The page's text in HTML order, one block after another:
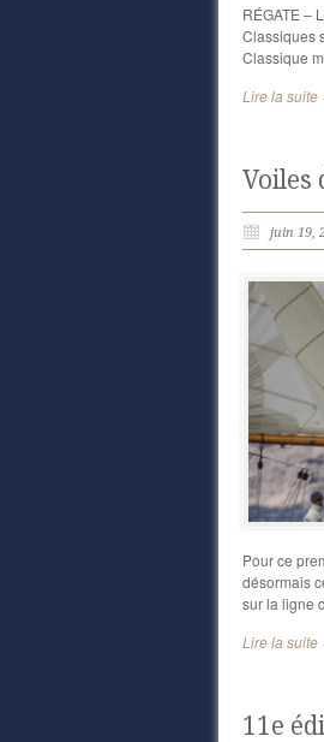
RÉGATE –
Classiques
Classique
Lire la
Voiles
juin 19,
Pour ce
désormais
sur la ligne
Lire la
11e